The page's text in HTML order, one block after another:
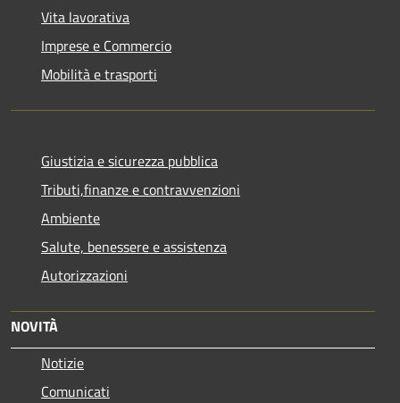
Vita lavorativa
Imprese e Commercio
Mobilità e trasporti
Giustizia e sicurezza pubblica
Tributi,finanze e contravvenzioni
Ambiente
Salute, benessere e assistenza
Autorizzazioni
NOVITÀ
Notizie
Comunicati